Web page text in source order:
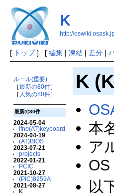
K
http://
[ トップ] [ 編集| 凍結| 差分|
ルール(重要)
［最新の80件］
［ 人気の80件］
最新の30件
2024-05-04
ifno(AT)keyboard
2024-04-19
(AT)BIOS
2023-07-21
projects
2022-01-21
PCIC
2021-10-27
(PIC)8259A
2021-08-27
K
K
本
ア
以